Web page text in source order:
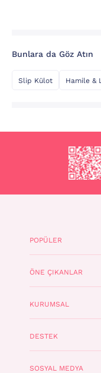
Bunlara da Göz Atın
Slip Külot Hamile &
POPÜLER
ÖNE ÇIKANLAR
KURUMSAL
DESTEK
SOSYAL MEDYA